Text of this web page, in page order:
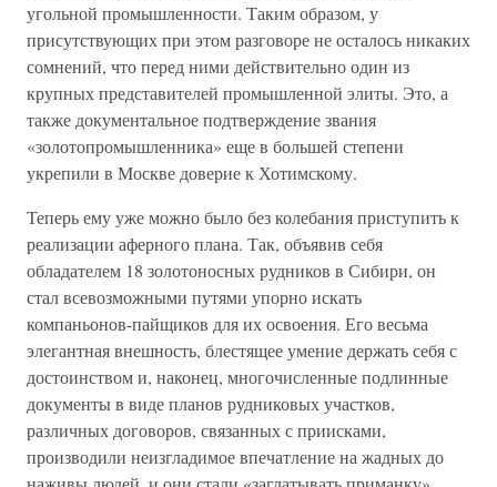
угольной промышленности. Таким образом, у
присутствующих при этом разговоре не осталось никаких
сомнений, что перед ними действительно один из
крупных представителей промышленной элиты. Это, а
также документальное подтверждение звания
«золотопромышленника» еще в большей степени
укрепили в Москве доверие к Хотимскому.
Теперь ему уже можно было без колебания приступить к
реализации аферного плана. Так, объявив себя
обладателем 18 золотоносных рудников в Сибири, он
стал всевозможными путями упорно искать
компаньонов-пайщиков для их освоения. Его весьма
элегантная внешность, блестящее умение держать себя с
достоинством и, наконец, многочисленные подлинные
документы в виде планов рудниковых участков,
различных договоров, связанных с приисками,
производили неизгладимое впечатление на жадных до